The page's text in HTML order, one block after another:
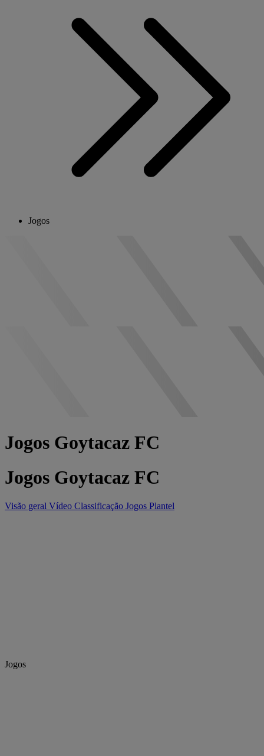
Jogos
Jogos Goytacaz FC
Jogos Goytacaz FC
Visão geral Vídeo Classificação Jogos Plantel
Jogos